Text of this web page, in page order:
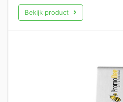
Bekijk product